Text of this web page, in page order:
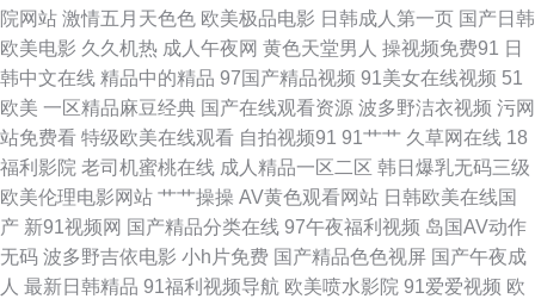
花av 日本污网站 91视频最新链接 成人综合免费播放 久久精品偷拍在线 日韩
你懂得 91福利微拍 肏屄com 成人AV久人亚洲 九一视频入口 丝袜视频网站
91 浮力瑟瑟麻豆影院 另类四虎色 99人人干人人干 东京热av在线 欧美精品
13 日韩电影中文字幕 91视频网站 91福利视频网站 男女打炮91 日韩av无码
aa 午夜激情网站 黄色小视频链接 欧日色网 亚洲成人黄色 中文字幕欧美专区
院网站 激情五月天色色 欧美极品电影 日韩成人第一页 国产日韩
欧美电影 久久机热 成人午夜网 黄色天堂男人 操视频免费91 日
韩中文在线 精品中的精品 97国产精品视频 91美女在线视频 51
欧美 一区精品麻豆经典 国产在线观看资源 波多野洁衣视频 污网
站免费看 特级欧美在线观看 自拍视频91 91艹艹 久草网在线 18
福利影院 老司机蜜桃在线 成人精品一区二区 韩日爆乳无码三级
欧美伦理电影网站 艹艹操操 AV黄色观看网站 日韩欧美在线国
产 新91视频网 国产精品分类在线 97午夜福利视频 岛国AV动作
无码 波多野吉依电影 小h片免费 国产精品色色视屏 国产午夜成
人 最新日韩精品 91福利视频导航 欧美喷水影院 91爱爱视频 欧